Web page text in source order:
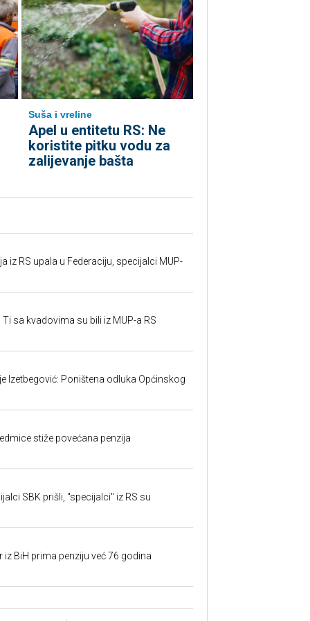
Suša i vreline
Apel u entitetu RS: Ne
koristite pitku vodu za
zalijevanje bašta
iz RS upala u Federaciju, specijalci MUP-
sa kvadovima su bili iz MUP-a RS
Izetbegović: Poništena odluka Općinskog
stiže povećana penzija
SBK prišli, "specijalci" iz RS su
iz BiH prima penziju već 76 godina